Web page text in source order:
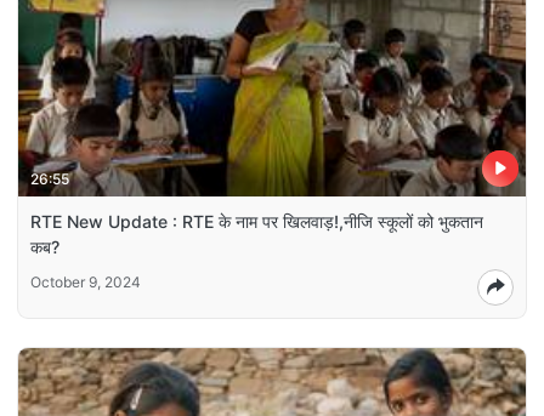
26:55
RTE New Update : RTE के नाम पर खिलवाड़!,नीजि स्कूलों को भुकतान
कब?
October 9, 2024